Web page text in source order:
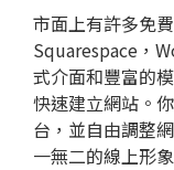
市面上有許多免
Squarespace，
式介面和豐富的
快速建立網站。
台，並自由調整
一無二的線上形